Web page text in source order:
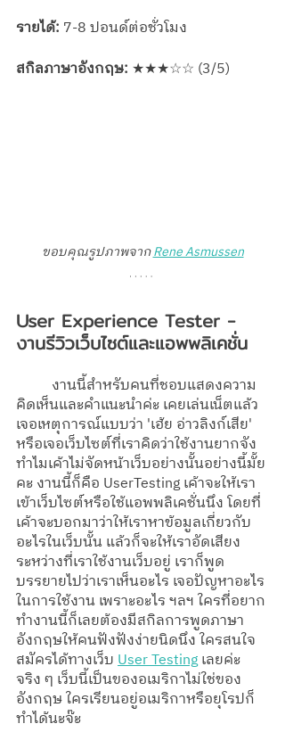
รายได้: 7-8 ปอนด์ต่อชั่วโมง
สกิลภาษาอังกฤษ: ★★★☆☆ (3/5)
ขอบคุณรูปภาพจาก Rene Asmussen
User Experience Tester -
งานรีวิวเว็บไซต์และแอพพลิเคชั่น
คิดเห็นและคำแนะนำค่ะ เคยเล่นเน็ตแล้ว
เจอเหตุการณ์แบบว่า 'เฮ้ย อ่าวลิงก์เสีย'
หรือเจอเว็บไซต์ที่เราคิดว่าใช้งานยากจัง
ทำไมเค้าไม่จัดหน้าเว็บอย่างนั้นอย่างนี้มั้ย
คะ งานนี้ก็คือ UserTesting เค้าจะให้เรา
เข้าเว็บไซต์หรือใช้แอพพลิเคชั่นนึง โดยที่
เค้าจะบอกมาว่าให้เราหาข้อมูลเกี่ยวกับ
อะไรในเว็บนั้น แล้วก็จะให้เราอัดเสียง
ระหว่างที่เราใช้งานเว็บอยู่ เราก็พูด
บรรยายไปว่าเราเห็นอะไร เจอปัญหาอะไร
ในการใช้งาน เพราะอะไร ฯลฯ ใครที่อยาก
ทำงานนี้ก็เลยต้องมีสกิลการพูดภาษา
อังกฤษให้คนฟังฟังง่ายนิดนึง ใครสนใจ
สมัครได้ทางเว็บ User Testing เลยค่ะ
จริง ๆ เว็บนี้เป็นของอเมริกาไม่ใช่ของ
อังกฤษ ใครเรียนอยู่อเมริกาหรือยุโรปก็
ทำได้นะจ๊ะ